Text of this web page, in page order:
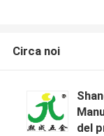
Circa noi
del